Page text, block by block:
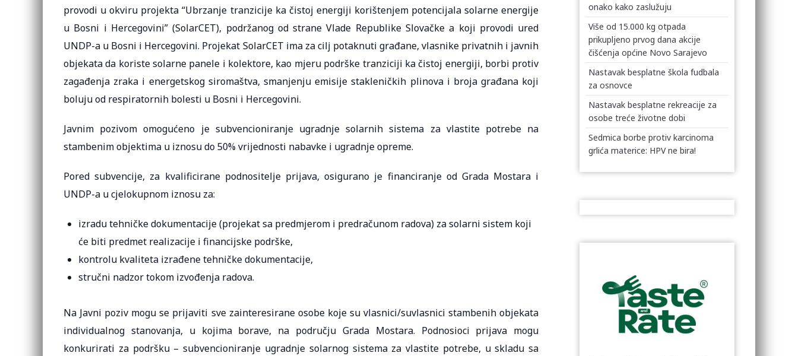
provodi u okviru projekta “Ubrzanje tranzicije ka čistoj energiji korištenjem potencijala solarne energije
u Bosni i Hercegovini” (SolarCET), podržanog od strane Vlade Republike Slovačke a koji provodi ured
UNDP-a u Bosni i Hercegovini. Projekat SolarCET ima za cilj potaknuti građane, vlasnike privatnih i javnih
objekata da koriste solarne panele i kolektore, kao mjeru podrške tranziciji ka čistoj energiji, borbi protiv
zagađenja zraka i energetskog siromaštva, smanjenju emisije stakleničkih plinova i broja građana koji
boluju od respiratornih bolesti u Bosni i Hercegovini.
Javnim pozivom omogućeno je subvencioniranje ugradnje solarnih sistema za vlastite potrebe na
stambenim objektima u iznosu do 50% vrijednosti nabavke i ugradnje opreme.
Pored subvencije, za kvalificirane podnositelje prijava, osigurano je financiranje od Grada Mostara i
UNDP-a u cjelokupnom iznosu za:
izradu tehničke dokumentacije (projekat sa predmjerom i predračunom radova) za solarni sistem koji
će biti predmet realizacije i financijske podrške,
kontrolu kvaliteta izrađene tehničke dokumentacije,
stručni nadzor tokom izvođenja radova.
Na Javni poziv mogu se prijaviti sve zainteresirane osobe koje su vlasnici/suvlasnici stambenih objekata
individualnog stanovanja, u kojima borave, na području Grada Mostara. Podnosioci prijava mogu
konkurirati za podršku – subvencioniranje ugradnje solarnog sistema za vlastite potrebe, u skladu sa
onako kako zaslužuju
Više od 15.000 kg otpada
prikupljeno prvog dana akcije
čišćenja općine Novo Sarajevo
Nastavak besplatne škola fudbala
za osnovce
Nastavak besplatne rekreacije za
osobe treće životne dobi
Sedmica borbe protiv karcinoma
grlića materice: HPV ne bira!